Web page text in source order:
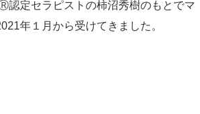
認定セラピストの柿沼秀樹のもとでマ
年１月から受けてきました。